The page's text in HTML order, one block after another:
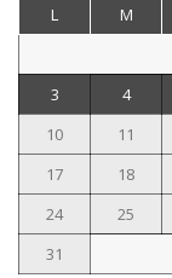
L M
3
4
10
11
17
18
24
25
31